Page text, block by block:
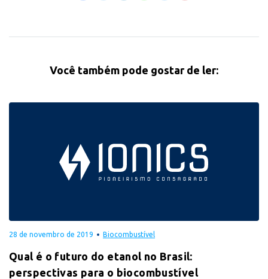
Você também pode gostar de ler:
28 de novembro de 2019 Biocombustível
Qual é o futuro do etanol no Brasil:
perspectivas para o biocombustível